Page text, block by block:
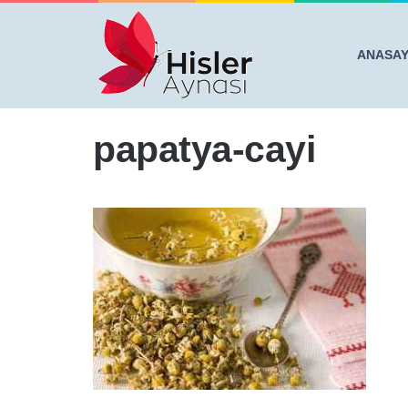
Anasayfa / GECE YATMADAN ÖNCE İÇERSENİZ
papatya-cayi